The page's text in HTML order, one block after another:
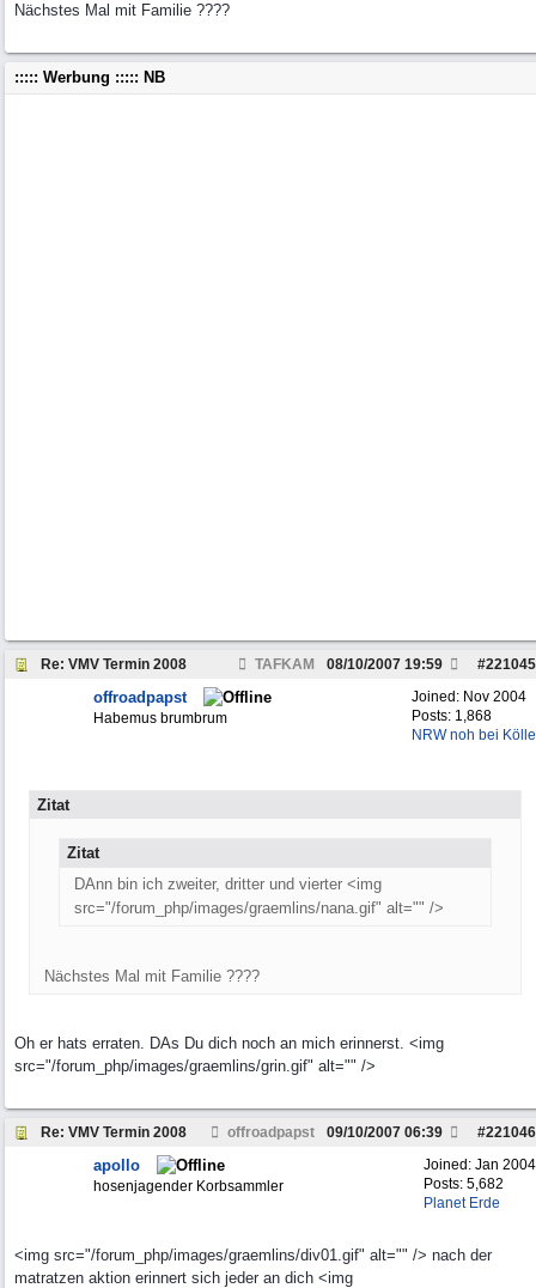
Nächstes Mal mit Familie ????
::::: Werbung ::::: NB
Re: VMV Termin 2008 TAFKAM #221045
08/10/2007 19:59
Joined: Nov 2004
Posts: 1,868
NRW noh bei Kölle
offroadpapst
Habemus brumbrum
Zitat
Zitat
DAnn bin ich zweiter, dritter und vierter <img
src="/forum_php/images/graemlins/nana.gif" alt="" />
Nächstes Mal mit Familie ????
Oh er hats erraten. DAs Du dich noch an mich erinnerst. <img
src="/forum_php/images/graemlins/grin.gif" alt="" />
Re: VMV Termin 2008 offroadpapst #221046
09/10/2007 06:39
Joined: Jan 2004
Posts: 5,682
Planet Erde
apollo
hosenjagender Korbsammler
<img src="/forum_php/images/graemlins/div01.gif" alt="" /> nach der
matratzen aktion erinnert sich jeder an dich <img